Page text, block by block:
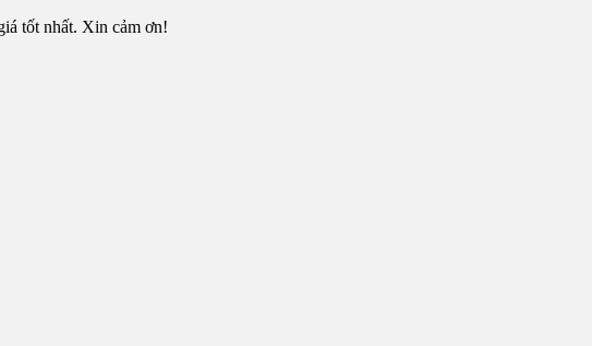
tốt nhất. Xin cảm ơn!